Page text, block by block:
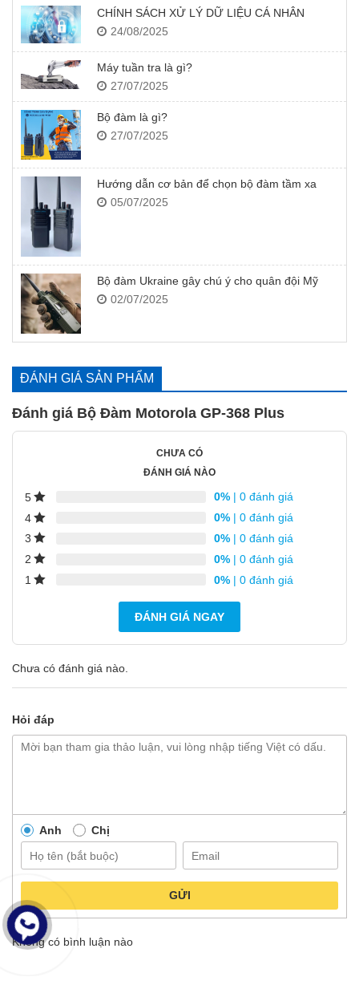
CHÍNH SÁCH XỬ LÝ DỮ LIỆU CÁ NHÂN
24/08/2025
Máy tuần tra là gì?
27/07/2025
Bộ đàm là gì?
27/07/2025
Hướng dẫn cơ bản để chọn bộ đàm tầm xa
05/07/2025
Bộ đàm Ukraine gây chú ý cho quân đội Mỹ
02/07/2025
ĐÁNH GIÁ SẢN PHẨM
Đánh giá Bộ Đàm Motorola GP-368 Plus
CHƯA CÓ
ĐÁNH GIÁ NÀO
5 0% | 0 đánh giá
4
0% | 0 đánh giá
3
0% | 0 đánh giá
2
0% | 0 đánh giá
1
0% | 0 đánh giá
ĐÁNH GIÁ NGAY
Chưa có đánh giá nào.
Hỏi đáp
Anh Chị
GỬI
Không có bình luận nào